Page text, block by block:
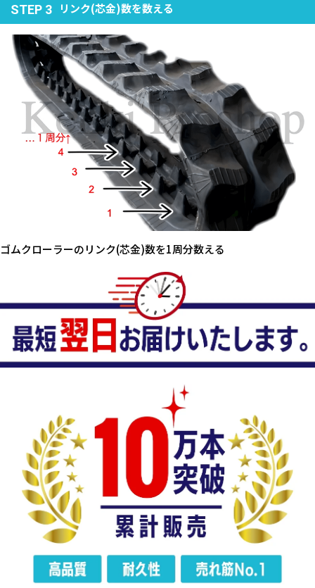
STEP 3
リンク(芯金)数を数える
ゴムクローラーのリンク(芯金)数を1周分数える